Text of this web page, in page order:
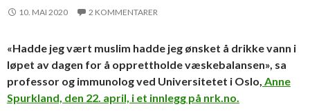
10. MAI 2020 2 KOMMENTARER
«Hadde jeg vært muslim hadde jeg ønsket å drikke vann i
løpet av dagen for å opprettholde væskebalansen», sa
professor og immunolog ved Universitetet i Oslo, Anne
Spurkland, den 22. april, i et innlegg på nrk.no.